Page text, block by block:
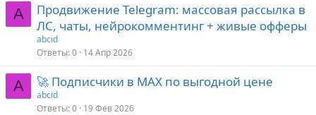
A
Продвижение Telegram: массовая рассылка в
ЛС, чаты, нейрокомментинг + живые офферы
abcid
Ответы 0 14 Апр 2026
A 🚀 Подписчики в MAX по выгодной цене
abcid
Ответы 0 19 Фев 2026